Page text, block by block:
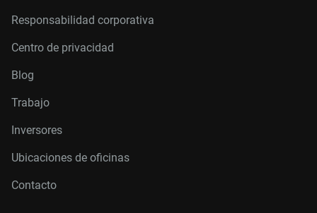
Responsabilidad corporativa
Centro de privacidad
Blog
Trabajo
Inversores
Ubicaciones de oficinas
Contacto